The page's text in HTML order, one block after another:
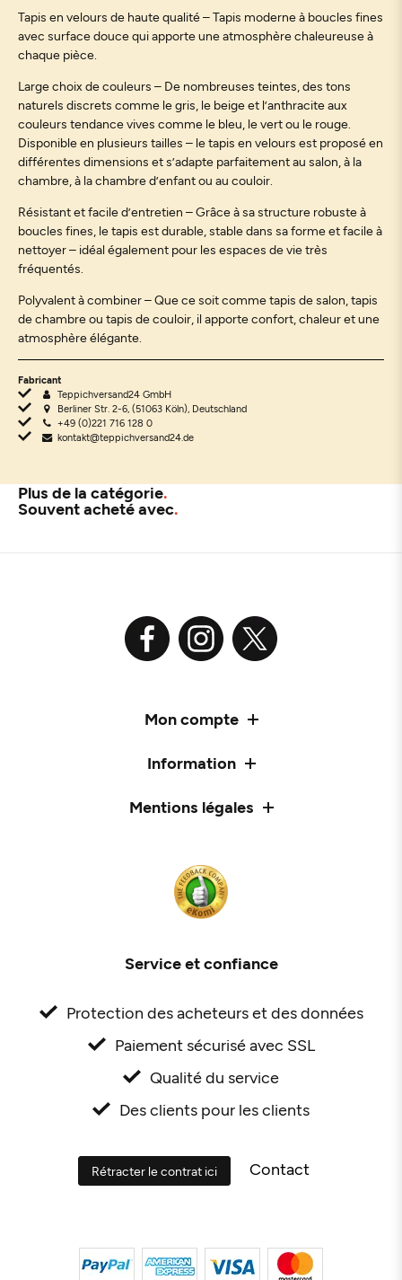
Tapis en velours de haute qualité – Tapis moderne à boucles fines
avec surface douce qui apporte une atmosphère chaleureuse à
chaque pièce.
Large choix de couleurs – De nombreuses teintes, des tons
naturels discrets comme le gris, le beige et l’anthracite aux
couleurs tendance vives comme le bleu, le vert ou le rouge.
Disponible en plusieurs tailles – le tapis en velours est proposé en
différentes dimensions et s’adapte parfaitement au salon, à la
chambre, à la chambre d’enfant ou au couloir.
Résistant et facile d’entretien – Grâce à sa structure robuste à
boucles fines, le tapis est durable, stable dans sa forme et facile à
nettoyer – idéal également pour les espaces de vie très
fréquentés.
Polyvalent à combiner – Que ce soit comme tapis de salon, tapis
de chambre ou tapis de couloir, il apporte confort, chaleur et une
atmosphère élégante.
Fabricant
Teppichversand24 GmbH
Berliner Str. 2-6, (51063 Köln), Deutschland
+49 (0)221 716 128 0
kontakt@teppichversand24.de
Plus de la catégorie
Souvent acheté avec
Mon compte
Information
Mentions légales
Service et confiance
Protection des acheteurs et des données
Paiement sécurisé avec SSL
Qualité du service
Des clients pour les clients
Rétracter le contrat ici Contact